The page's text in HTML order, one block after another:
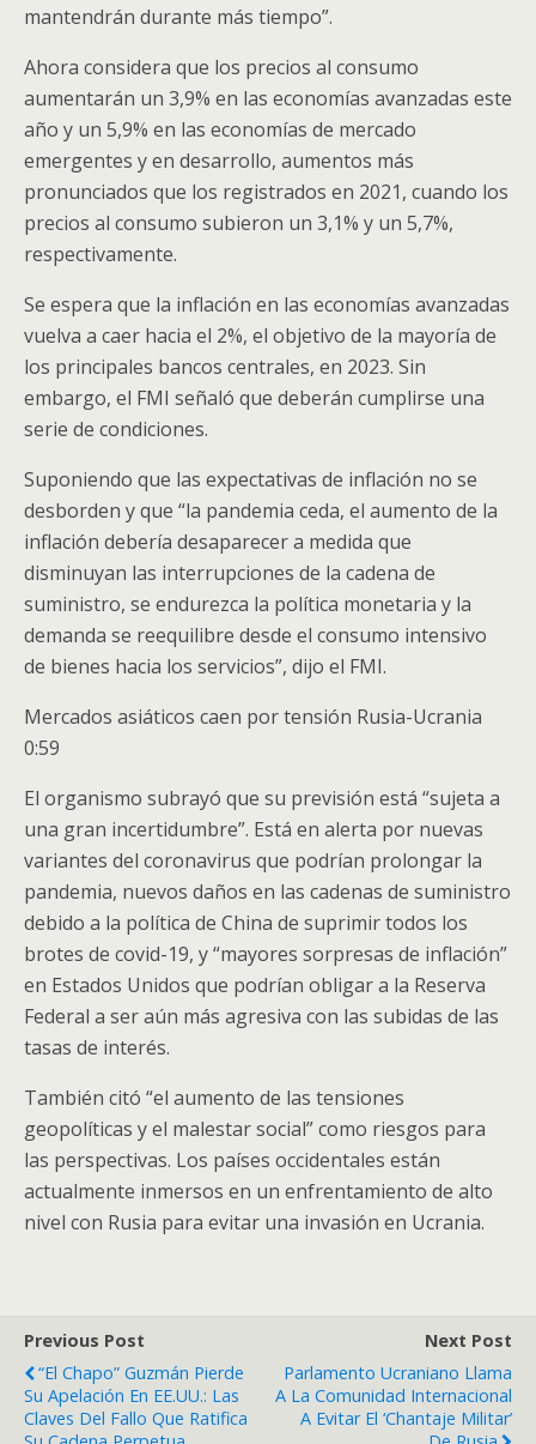
mantendrán durante más tiempo”.
Ahora considera que los precios al consumo
aumentarán un 3,9% en las economías avanzadas este
año y un 5,9% en las economías de mercado
emergentes y en desarrollo, aumentos más
pronunciados que los registrados en 2021, cuando los
precios al consumo subieron un 3,1% y un 5,7%,
respectivamente.
Se espera que la inflación en las economías avanzadas
vuelva a caer hacia el 2%, el objetivo de la mayoría de
los principales bancos centrales, en 2023. Sin
embargo, el FMI señaló que deberán cumplirse una
serie de condiciones.
Suponiendo que las expectativas de inflación no se
desborden y que “la pandemia ceda, el aumento de la
inflación debería desaparecer a medida que
disminuyan las interrupciones de la cadena de
suministro, se endurezca la política monetaria y la
demanda se reequilibre desde el consumo intensivo
de bienes hacia los servicios”, dijo el FMI.
Mercados asiáticos caen por tensión Rusia-Ucrania
0:59
El organismo subrayó que su previsión está “sujeta a
una gran incertidumbre”. Está en alerta por nuevas
variantes del coronavirus que podrían prolongar la
pandemia, nuevos daños en las cadenas de suministro
debido a la política de China de suprimir todos los
brotes de covid-19, y “mayores sorpresas de inflación”
en Estados Unidos que podrían obligar a la Reserva
Federal a ser aún más agresiva con las subidas de las
tasas de interés.
También citó “el aumento de las tensiones
geopolíticas y el malestar social” como riesgos para
las perspectivas. Los países occidentales están
actualmente inmersos en un enfrentamiento de alto
nivel con Rusia para evitar una invasión en Ucrania.
Previous Post
“El Chapo” Guzmán Pierde
Su Apelación En EE.UU.: Las
Claves Del Fallo Que Ratifica
Next Post
Parlamento Ucraniano Llama
A La Comunidad Internacional
A Evitar El ‘chantaje Militar’